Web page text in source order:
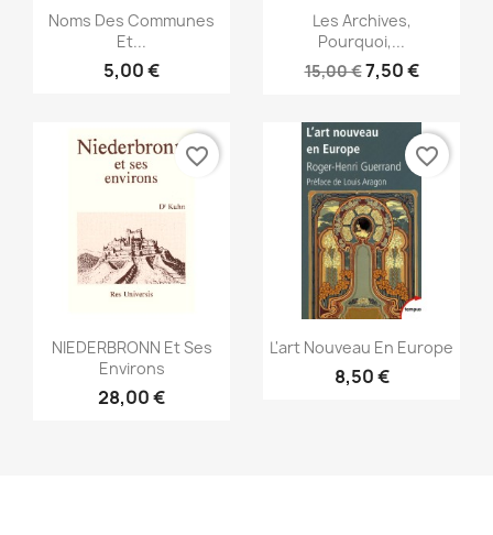
Anteprima
Noms Des Communes
Et...
5,00 €
Anteprima
Les Archives,
Pourquoi,...
15,00 €7,50 €
Anteprima
NIEDERBRONN Et Ses
Environs
28,00 €
favorite_border
Anteprima
L'art Nouveau En Europe
8,50 €
favorite_border